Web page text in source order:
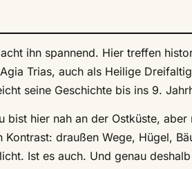
ihn spannend. Hier treffen
Trias, auch als Heilige
seine Geschichte bis ins 9.
bist hier nah an der Ostküste,
draußen Wege, Hügel,
Ist es auch. Und genau